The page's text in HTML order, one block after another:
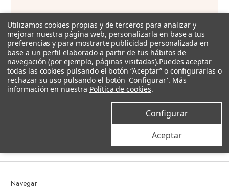
Suscríbete a nuestra newsletter!
Recibe descuentos exclusivos, promociones, novedades y
tendencias por e-mail.
Dirección
de
correo
electrónico
Navegar
Utilizamos cookies propias y de terceros para analizar y
mejorar nuestra página web, personalizarla en base a tus
preferencias y para mostrarte publicidad personalizada en
base a un perfil elaborado a partir de tus hábitos de
navegación (por ejemplo, páginas visitadas).Puedes aceptar
todas las cookies pulsando el botón “Aceptar” o configurarlas o
rechazar su uso pulsando el botón 'Configurar'. Más
información en nuestra Política de cookies.
Configurar
Aceptar